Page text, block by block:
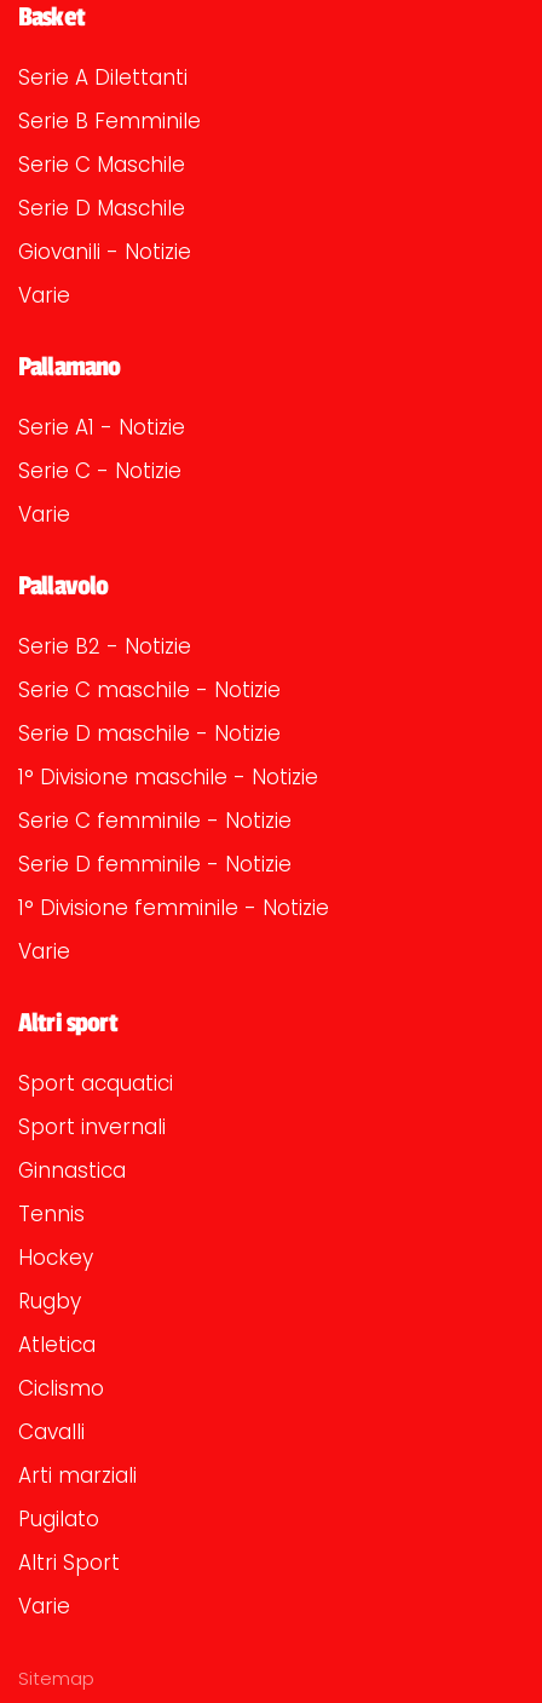
Basket
Serie A Dilettanti
Serie B Femminile
Serie C Maschile
Serie D Maschile
Giovanili - Notizie
Varie
Pallamano
Serie A1 - Notizie
Serie C - Notizie
Varie
Pallavolo
Serie B2 - Notizie
Serie C maschile - Notizie
Serie D maschile - Notizie
1° Divisione maschile - Notizie
Serie C femminile - Notizie
Serie D femminile - Notizie
1° Divisione femminile - Notizie
Varie
Altri sport
Sport acquatici
Sport invernali
Ginnastica
Tennis
Hockey
Rugby
Atletica
Ciclismo
Cavalli
Arti marziali
Pugilato
Altri Sport
Varie
Sitemap